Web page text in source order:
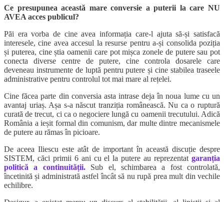
Ce presupunea această mare conversie a puterii la care NU
AVEA acces publicul?
Păi era vorba de cine avea informația care-l ajuta să-și satisfacă
interesele, cine avea accesul la resurse pentru a-și consolida poziția
și puterea, cine știa oamenii care pot mișca zonele de putere sau pot
conecta diverse centre de putere, cine controla dosarele care
deveneau instrumente de luptă pentru putere și cine stabilea traseele
administrative pentru controlul tot mai mare al rețelei.
Cine făcea parte din conversia asta intrase deja în noua lume cu un
avantaj uriaș. Așa s-a născut tranziția românească. Nu ca o ruptură
curată de trecut, ci ca o negociere lungă cu oamenii trecutului. Adică
România a ieșit formal din comunism, dar multe dintre mecanismele
de putere au rămas în picioare.
De aceea Iliescu este atât de important în această discuție despre
SISTEM, căci primii 6 ani cu el la putere au reprezentat garanția
politică a continuității.Sub el, schimbarea a fost controlată,
încetinită și administrată astfel încât să nu rupă prea mult din vechile
echilibre.